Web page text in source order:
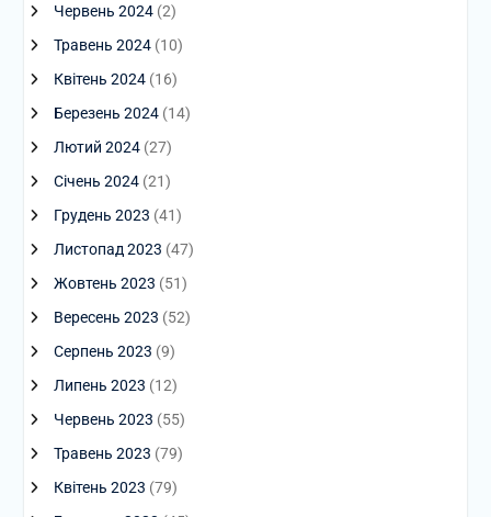
Червень 2024(2)
Травень 2024(10)
Квітень 2024(16)
Березень 2024(14)
Лютий 2024(27)
Січень 2024(21)
Грудень 2023 (41)
Листопад 2023 (47)
Жовтень 2023 (51)
Вересень 2023 (52)
Серпень 2023 (9)
Липень 2023 (12)
Червень 2023 (55)
Травень 2023 (79)
Квітень 2023 (79)